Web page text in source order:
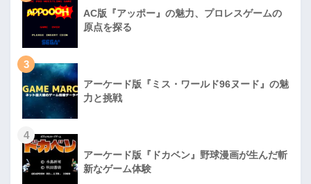
AC版『アッポー』の魅力、プロレスゲームの
原点を探る
3
アーケード版『ミス・ワールド96ヌード』の魅
力と挑戦
4
アーケード版『ドカベン』野球漫画が生んだ斬
新なゲーム体験